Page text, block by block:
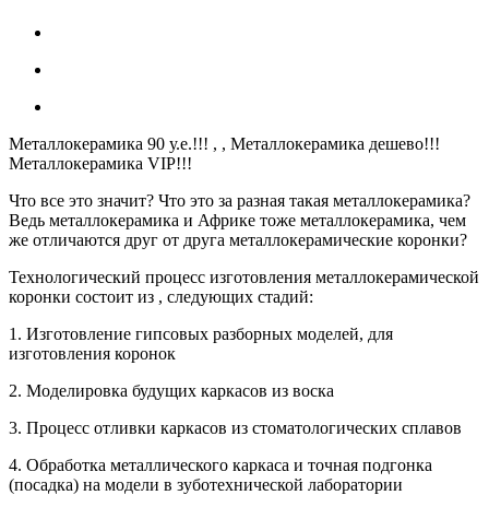
Металлокерамика 90 у.е.!!! , , Металлокерамика дешево!!!
Металлокерамика VIP!!!
Что все это значит? Что это за разная такая металлокерамика?
Ведь металлокерамика и Африке тоже металлокерамика, чем
же отличаются друг от друга металлокерамические коронки?
Технологический процесс изготовления металлокерамической
коронки состоит из , следующих стадий:
1. Изготовление гипсовых разборных моделей, для
изготовления коронок
2. Моделировка будущих каркасов из воска
3. Процесс отливки каркасов из стоматологических сплавов
4. Обработка металлического каркаса и точная подгонка
(посадка) на модели в зуботехнической лаборатории